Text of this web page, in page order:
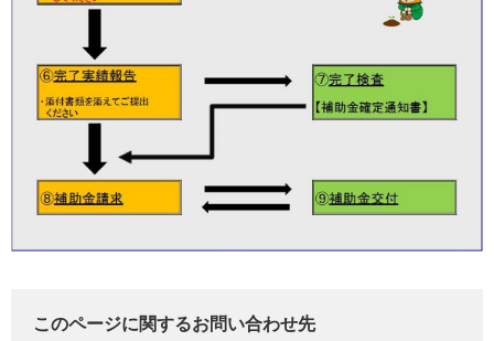
このページに関するお問い合わせ先